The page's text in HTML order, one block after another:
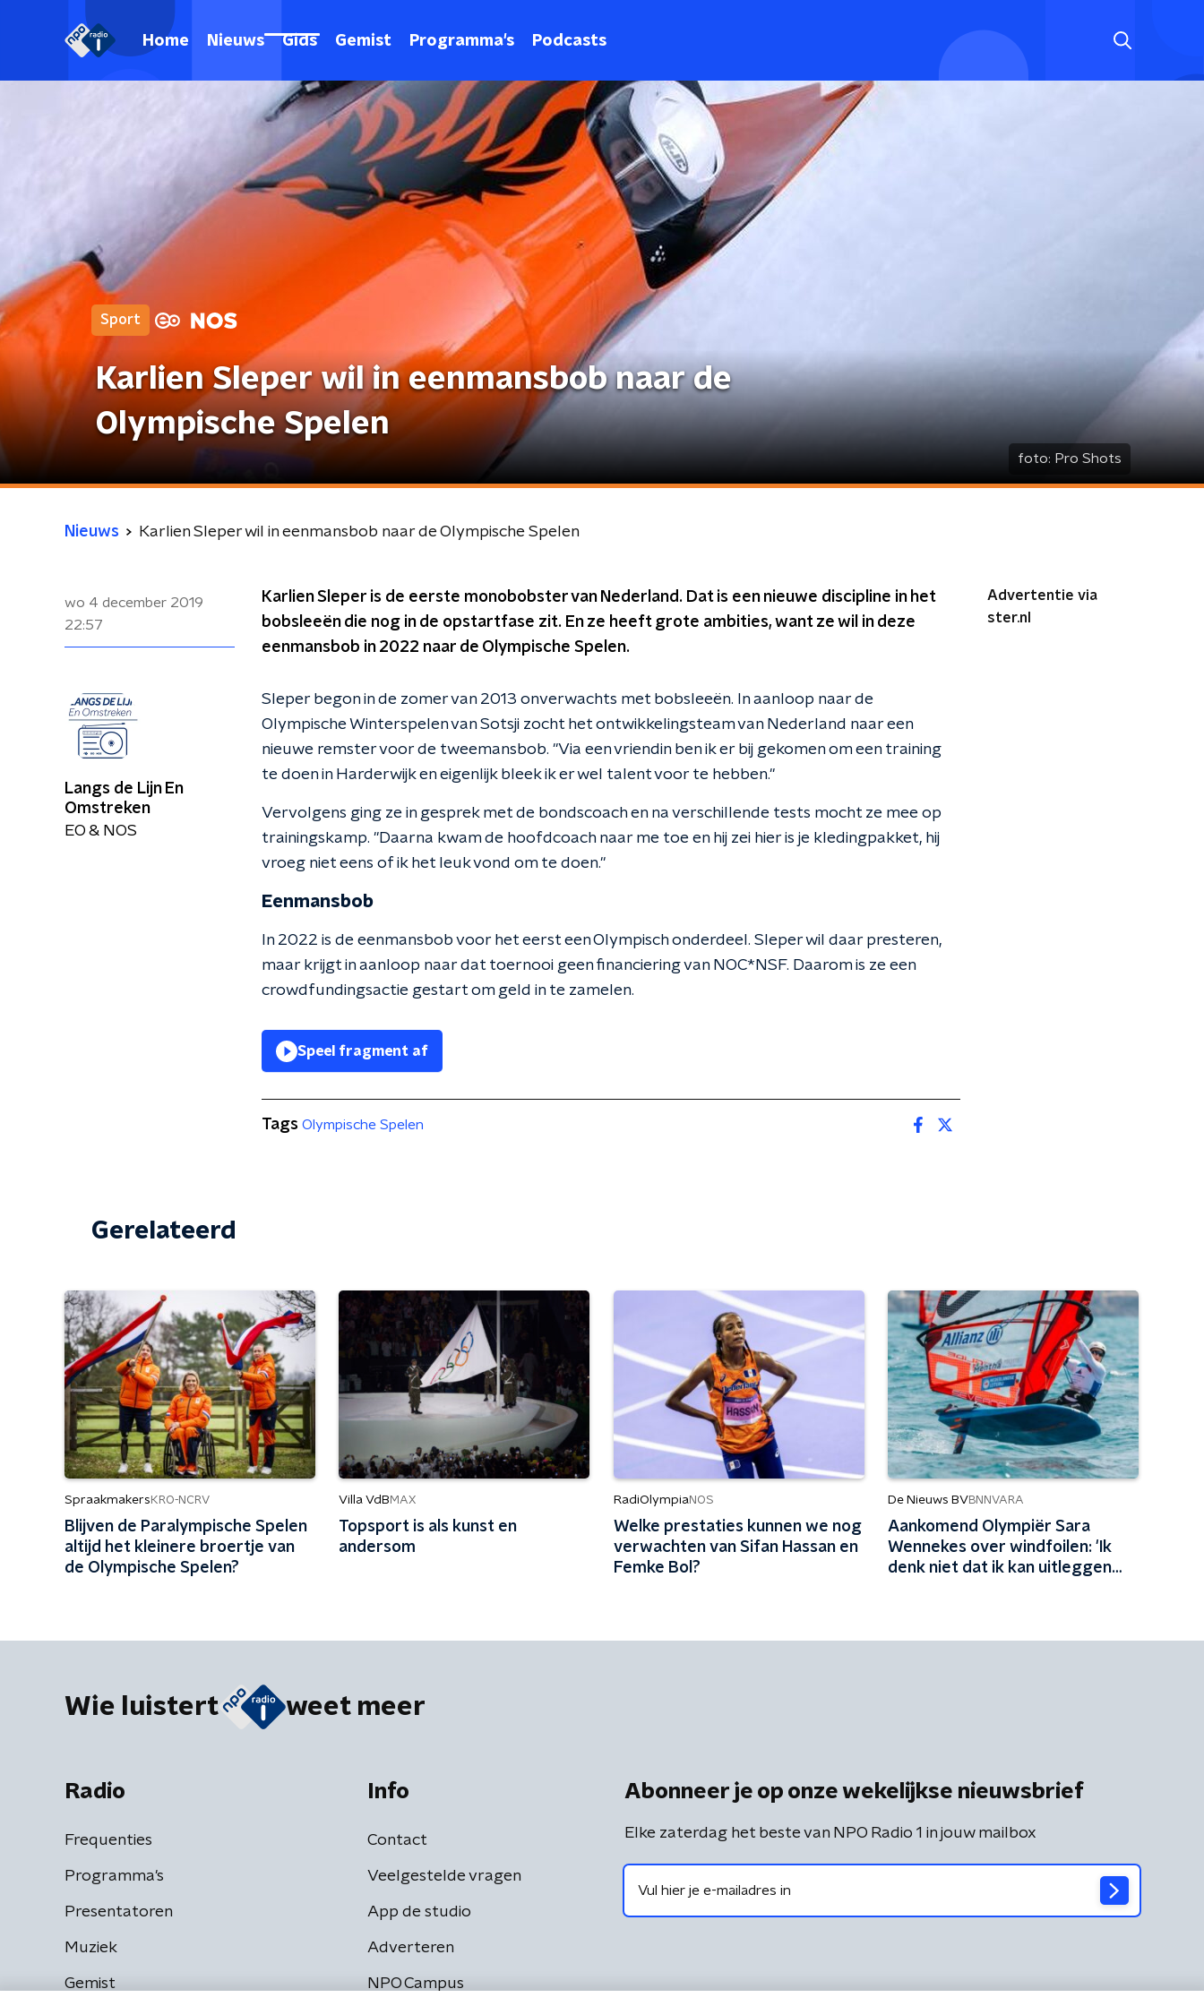
Home Nieuws Gids Gemist Programma's Podcasts
Sport
Karlien Sleper wil in eenmansbob naar de
Olympische Spelen
foto: Pro Shots
Nieuws Karlien Sleper wil in eenmansbob naar de Olympische Spelen
wo 4 december 2019
22:57
Karlien Sleper is de eerste monobobster van Nederland. Dat is een nieuwe discipline in het
bobsleeën die nog in de opstartfase zit. En ze heeft grote ambities, want ze wil in deze
eenmansbob in 2022 naar de Olympische Spelen.
Sleper begon in de zomer van 2013 onverwachts met bobsleeën. In aanloop naar de
Olympische Winterspelen van Sotsji zocht het ontwikkelingsteam van Nederland naar een
nieuwe remster voor de tweemansbob. "Via een vriendin ben ik er bij gekomen om een training
te doen in Harderwijk en eigenlijk bleek ik er wel talent voor te hebben."
Vervolgens ging ze in gesprek met de bondscoach en na verschillende tests mocht ze mee op
trainingskamp. "Daarna kwam de hoofdcoach naar me toe en hij zei hier is je kledingpakket, hij
vroeg niet eens of ik het leuk vond om te doen."
Eenmansbob
In 2022 is de eenmansbob voor het eerst een Olympisch onderdeel. Sleper wil daar presteren,
maar krijgt in aanloop naar dat toernooi geen financiering van NOC*NSF. Daarom is ze een
crowdfundingsactie gestart om geld in te zamelen.
Speel fragment af
Advertentie via
ster.nl
Langs de Lijn En
Omstreken
EO & NOS
Tags Olympische Spelen
Gerelateerd
Spraakmakers KRO-NCRV
Blijven de Paralympische Spelen
altijd het kleinere broertje van
de Olympische Spelen?
Villa VdB MAX
Topsport is als kunst en
andersom
RadiOlympiaNOS
Welke prestaties kunnen we nog
verwachten van Sifan Hassan en
Femke Bol?
De Nieuws BVBNNVARA
Aankomend Olympiër Sara
Wennekes over windfoilen: 'Ik
denk niet dat ik kan uitleggen
Wie luistert weet meer
Radio
Frequenties
Programma's
Presentatoren
Muziek
Gemist
Info
Contact
Veelgestelde vragen
App de studio
Adverteren
NPO Campus
Abonneer je op onze wekelijkse nieuwsbrief
Elke zaterdag het beste van NPO Radio 1 in jouw mailbox